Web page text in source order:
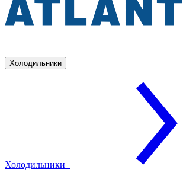
Холодильники
Холодильники